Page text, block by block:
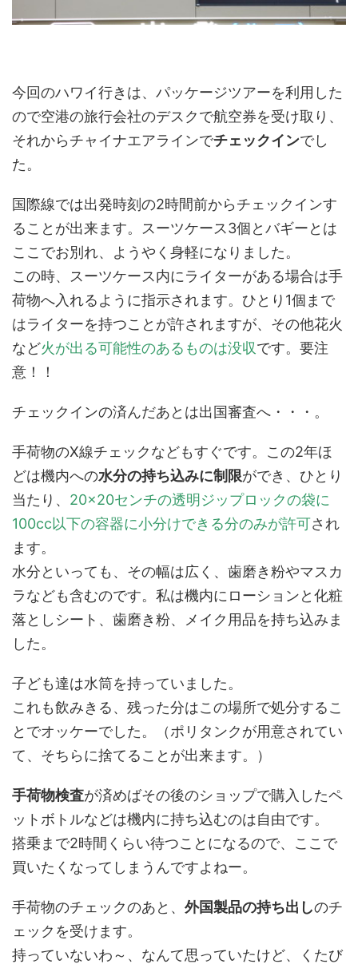
今回のハワイ行きは、パッケージツアーを利用した
ので空港の旅行会社のデスクで航空券を受け取り、
それからチャイナエアラインでチェックインでし
た。
国際線では出発時刻の2時間前からチェックインす
ることが出来ます。スーツケース3個とバギーとは
ここでお別れ、ようやく身軽になりました。
この時、スーツケース内にライターがある場合は手
荷物へ入れるように指示されます。ひとり1個まで
はライターを持つことが許されますが、その他花火
など火が出る可能性のあるものは没収です。要注
意！！
チェックインの済んだあとは出国審査へ・・・。
手荷物のX線チェックなどもすぐです。この2年ほ
どは機内への水分の持ち込みに制限ができ、ひとり
当たり、 20×20センチの透明ジップロックの袋に
100cc以下の容器に小分けできる分のみが許可され
ます。
水分といっても、その幅は広く、歯磨き粉やマスカ
ラなども含むのです。私は機内にローションと化粧
落としシート、歯磨き粉、メイク用品を持ち込みま
した。
子ども達は水筒を持っていました。
これも飲みきる、残った分はこの場所で処分するこ
とでオッケーでした。（ポリタンクが用意されてい
て、そちらに捨てることが出来ます。）
手荷物検査が済めばその後のショップで購入したペ
ットボトルなどは機内に持ち込むのは自由です。
搭乗まで2時間くらい待つことになるので、ここで
買いたくなってしまうんですよねー。
手荷物のチェックのあと、 外国製品の持ち出しのチ
ェックを受けます。
持っていないわ～、なんて思っていたけど、くたび